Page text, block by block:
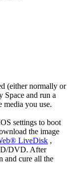
(either normally or
Space and run a
media you use.
settings to boot
the image
LiveDisk ,
DVD. After
and cure all the